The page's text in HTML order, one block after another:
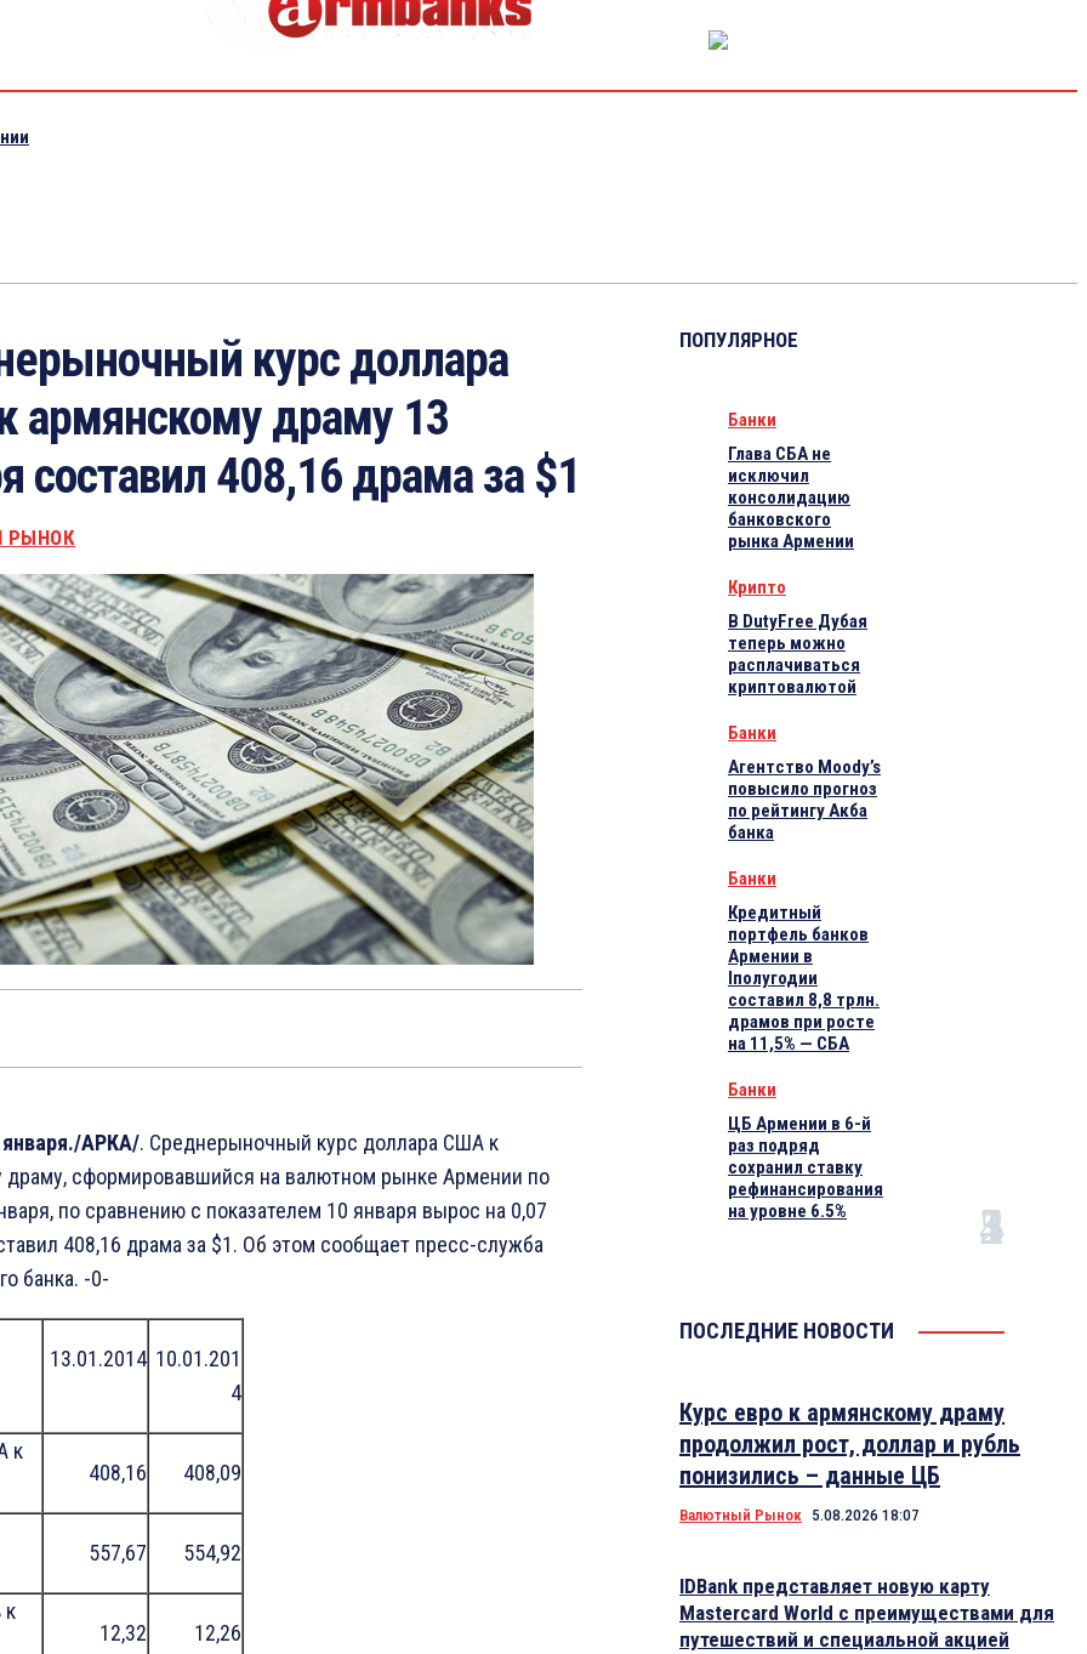
курс доллара
армянскому драму 13
составил 408,16 драма за $1
РЫНОК
АРКА/. Среднерыночный курс доллара США к
драму, сформировавшийся на валютном рынке Армении по
по сравнению с показателем 10 января вырос на 0,07
408,16 драма за $1. Об этом сообщает пресс-служба
банка. -0-
13.01.2014 10.01.201
4
к
408,16 408,09
557,67
554,92
к
12,32 12,26
ПОПУЛЯРНОЕ
Банки
Глава СБА не
исключил
консолидацию
банковского
рынка Армении
Крипто
В DutyFree Дубая
теперь можно
расплачиваться
криптовалютой
Банки
Агентство Moody’s
повысило прогноз
по рейтингу Акба
банка
Банки
Кредитный
портфель банков
Армении в
Iполугодии
составил 8,8 трлн.
драмов при росте
на 11,5% — СБА
Банки
ЦБ Армении в 6-й
раз подряд
сохранил ставку
рефинансирования
на уровне 6.5%
ПОСЛЕДНИЕ НОВОСТИ
Курс евро к армянскому драму
продолжил рост, доллар и рубль
понизились – данные ЦБ
Валютный Рынок 5.08.2026 18:07
IDBank представляет новую карту
Mastercard World с преимуществами для
путешествий и специальной акцией